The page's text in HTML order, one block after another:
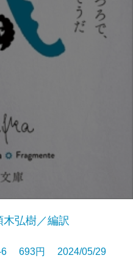
弘樹／編訳
6 693円 2024/05/29